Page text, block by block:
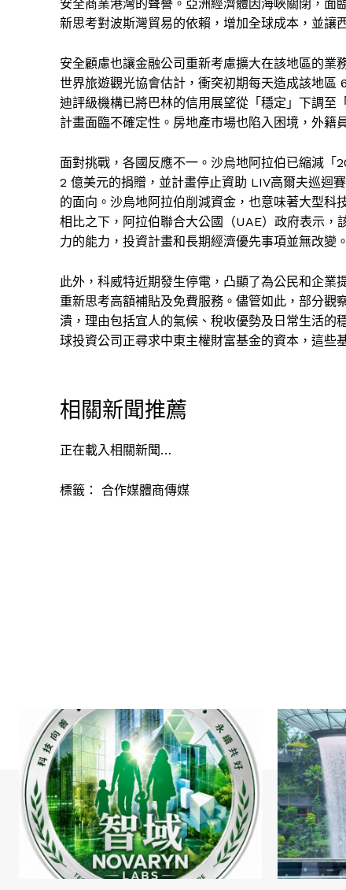
安全商業港灣的聲譽。亞洲經濟體因海峽關閉，
新思考對波斯灣貿易的依賴，增加全球成本，並讓
安全顧慮也讓金融公司重新考慮擴大在該地區的
世界旅遊觀光協會估計，衝突初期每天造成該地
迪評級機構已將巴林的信用展望從「穩定」下調至
計畫面臨不確定性。房地產市場也陷入困境，外籍
面對挑戰，各國反應不一。沙烏地阿拉伯已縮減
2 億美元的捐贈，並計畫停止資助 LIV高爾夫巡迴
的面向。沙烏地阿拉伯削減資金，也意味著大型
相比之下，阿拉伯聯合大公國（UAE）政府表示
力的能力，投資計畫和長期經濟優先事項並無改變。
此外，科威特近期發生停電，凸顯了為公民和企
重新思考高額補貼及免費服務。儘管如此，部分
潰，理由包括宜人的氣候、稅收優勢及日常生活的
球投資公司正尋求中東主權財富基金的資本，這些
相關新聞推薦
正在載入相關新聞…
標籤： 合作媒體商傳媒